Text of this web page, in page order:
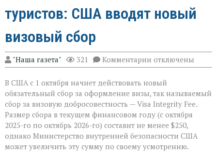
туристов: США вводят новый
визовый сбор
"Наша газета" 321 Комментарии к
записи
новость
для
туристов:
США
вводят
новый
визовый
сбор
отключены
В США с 1 октября начнет действовать новый
обязательный сбор за оформление визы, так называемый
сбор за визовую добросовестность — Visa Integrity Fee.
Размер сбора в текущем финансовом году (с октября
2025-го по октябрь 2026-го) составит не менее $250,
однако Министерство внутренней безопасности США
может увеличить эту сумму по своему усмотрению.